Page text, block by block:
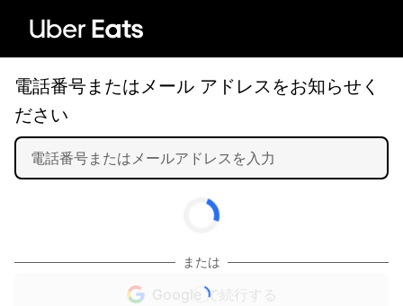
電話番号またはメール アドレスをお知らせく
ださい
または
Google で続行する